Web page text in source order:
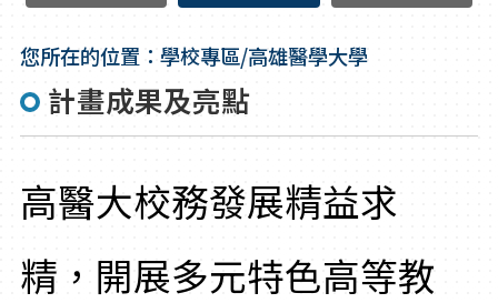
您所在的位置：學校專區/高雄醫學大學
計畫成果及亮點
高醫大校務發展精益求
精，開展多元特色高等教